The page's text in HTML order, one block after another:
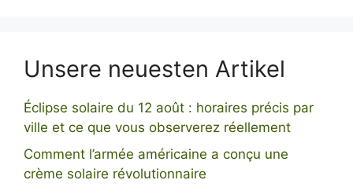
Unsere neuesten Artikel
Éclipse solaire du 12 août : horaires précis par
ville et ce que vous observerez réellement
Comment l’armée américaine a conçu une
crème solaire révolutionnaire